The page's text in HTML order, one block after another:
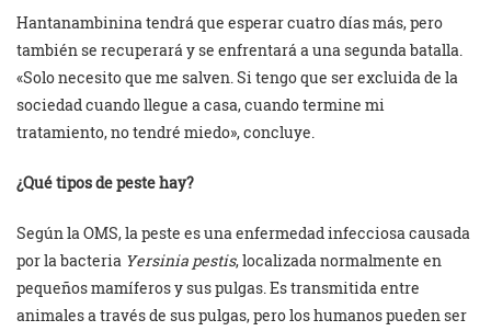
Hantanambinina tendrá que esperar cuatro días más, pero
también se recuperará y se enfrentará a una segunda batalla.
«Solo necesito que me salven. Si tengo que ser excluida de la
sociedad cuando llegue a casa, cuando termine mi
tratamiento, no tendré miedo», concluye.
¿Qué tipos de peste hay?
Según la OMS, la peste es una enfermedad infecciosa causada
por la bacteria Yersinia pestis, localizada normalmente en
pequeños mamíferos y sus pulgas. Es transmitida entre
animales a través de sus pulgas, pero los humanos pueden ser